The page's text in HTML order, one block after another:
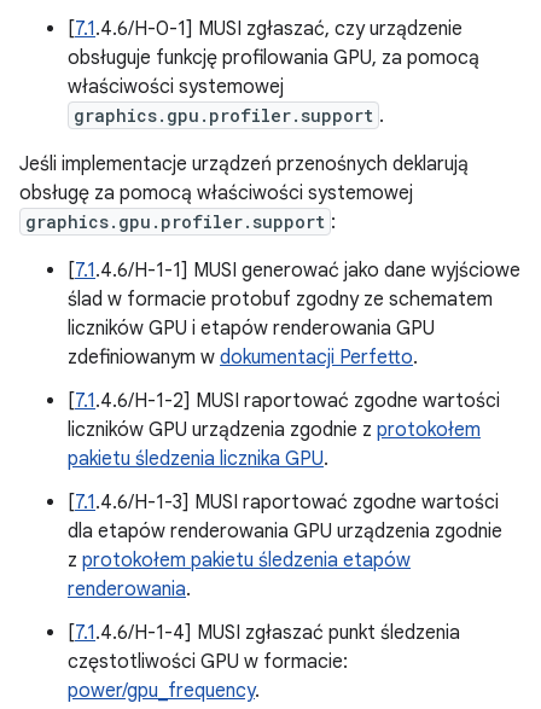
[7.1.4.6/H-0-1] MUSI zgłaszać, czy urządzenie
obsługuje funkcję profilowania GPU, za pomocą
właściwości systemowej
graphics.gpu.profiler.support .
Jeśli implementacje urządzeń przenośnych deklarują
obsługę za pomocą właściwości systemowej
graphics.gpu.profiler.support :
[7.1.4.6/H-1-1] MUSI generować jako dane wyjściowe
ślad w formacie protobuf zgodny ze schematem
liczników GPU i etapów renderowania GPU
zdefiniowanym w dokumentacji Perfetto.
[7.1.4.6/H-1-2] MUSI raportować zgodne wartości
liczników GPU urządzenia zgodnie z protokołem
pakietu śledzenia licznika GPU.
[7.1.4.6/H-1-3] MUSI raportować zgodne wartości
dla etapów renderowania GPU urządzenia zgodnie
z protokołem pakietu śledzenia etapów
renderowania.
[7.1.4.6/H-1-4] MUSI zgłaszać punkt śledzenia
częstotliwości GPU w formacie:
power/gpu_frequency.